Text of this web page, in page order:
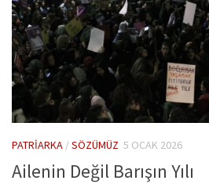
PATRIARKA /SÖZÜMÜZ 5 OCAK 2026
Ailenin Değil Barışın Yılı